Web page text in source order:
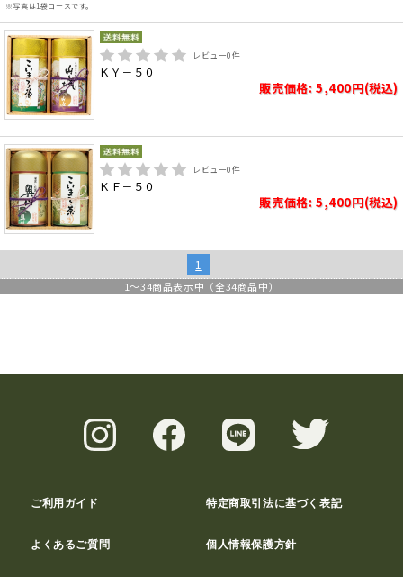
※写真は1袋コースです。
レビュー0件
ＫＹ－５０
販売価格: 5,400円(税込)
レビュー0件
ＫＦ－５０
販売価格: 5,400円(税込)
1
1～34商品表示中（全34商品中）
ご利用ガイド 特定商取引法に基づく表記
よくあるご質問 個人情報保護方針